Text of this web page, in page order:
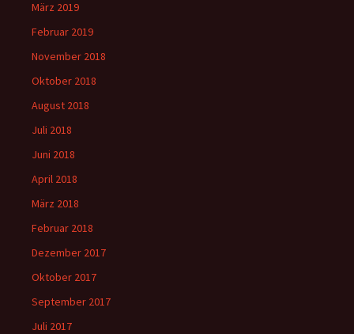
März 2019
Februar 2019
November 2018
Oktober 2018
August 2018
Juli 2018
Juni 2018
April 2018
März 2018
Februar 2018
Dezember 2017
Oktober 2017
September 2017
Juli 2017